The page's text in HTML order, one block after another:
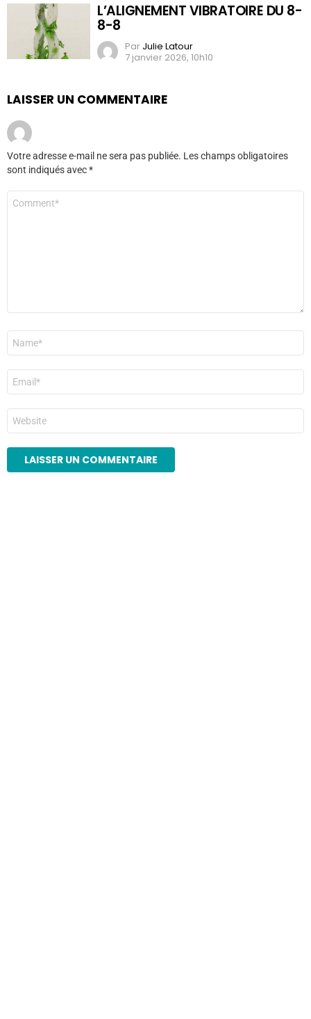
L’ALIGNEMENT VIBRATOIRE DU 8-
8-8
Par Julie Latour
7 janvier 2026, 10h10
LAISSER UN COMMENTAIRE
Votre adresse e-mail ne sera pas publiée. Les champs obligatoires
sont indiqués avec*
Commentaire
Nom
E-
mail
*
Site
web